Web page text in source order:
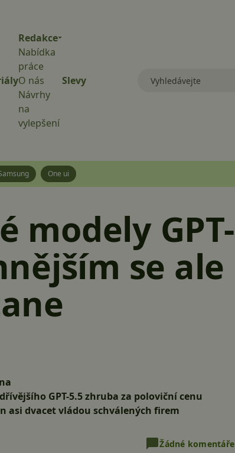
Redakce
Nabídka
práce
O nás
Návrhy
na
vylepšení
Slevy
One ui
modely GPT-
se ale
GPT-5.5 zhruba za poloviční cenu
asi dvacet vládou schválených firem
Žádné komentáře